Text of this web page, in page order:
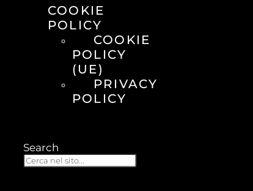
COOKIE
POLICY
COOKIE
POLICY
(UE)
PRIVACY
POLICY
Search